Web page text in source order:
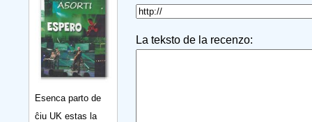
Esenca parto de
ĉiu UK estas la
La teksto de la recenzo: